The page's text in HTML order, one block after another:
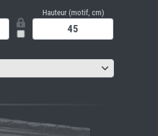
Hauteur (motif, cm)